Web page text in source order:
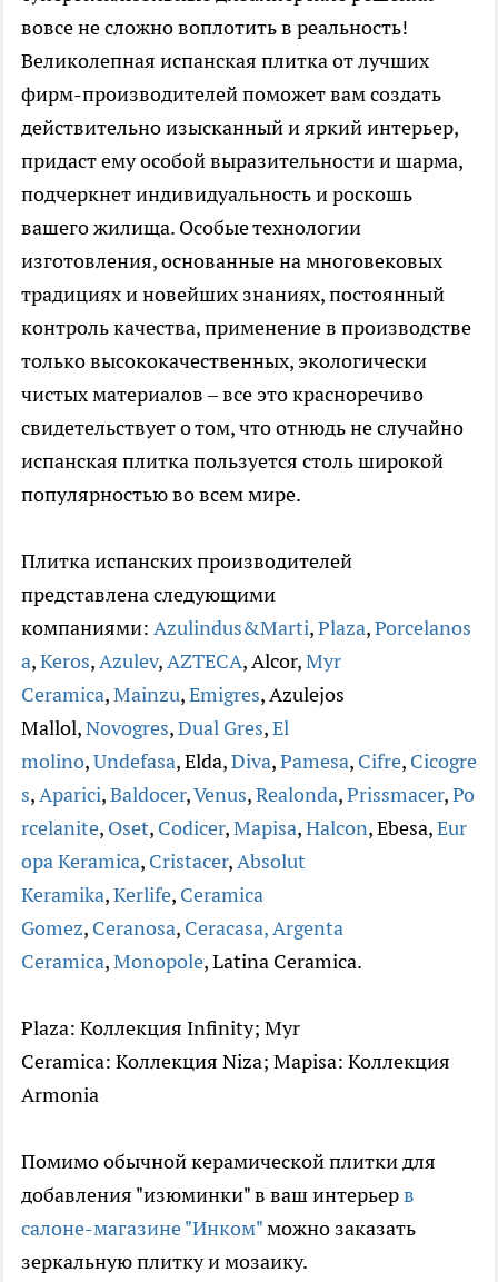
вовсе не сложно воплотить в реальность!
Великолепная испанская плитка от лучших
фирм-производителей поможет вам создать
действительно изысканный и яркий интерьер,
придаст ему особой выразительности и шарма,
подчеркнет индивидуальность и роскошь
вашего жилища. Особые технологии
изготовления, основанные на многовековых
традициях и новейших знаниях, постоянный
контроль качества, применение в производстве
только высококачественных, экологически
чистых материалов – все это красноречиво
свидетельствует о том, что отнюдь не случайно
испанская плитка пользуется столь широкой
популярностью во всем мире.
Плитка испанских производителей
представлена следующими
компаниями: Azulindus&Marti,Plaza,Porcelanos
a,Keros,Azulev,AZTECA, Alcor,Myr
Ceramica,Mainzu,Emigres, Azulejos
Mallol,Novogres,Dual Gres,El
molino,Undefasa, Elda,Diva,Pamesa, Cifre, Cicogre
s,Aparici,Baldocer,Venus,Realonda,Prissmacer,Po
rcelanite, Oset, Codicer,Mapisa,Halcon, Ebesa,Eur
opa Keramica, Cristacer,Absolut
Keramika,Kerlife, Ceramica
Gomez, Ceranosa, Ceracasa,Argenta
Ceramica,Monopole, Latina Ceramica.
Plaza: Коллекция Infinity; Myr
Ceramica: Коллекция Niza; Mapisa: Коллекция
Armonia
Помимо обычной керамической плитки для
добавления "изюминки" в ваш интерьерв
салоне-магазине "Инком"можно заказать
зеркальную плитку и мозаику.